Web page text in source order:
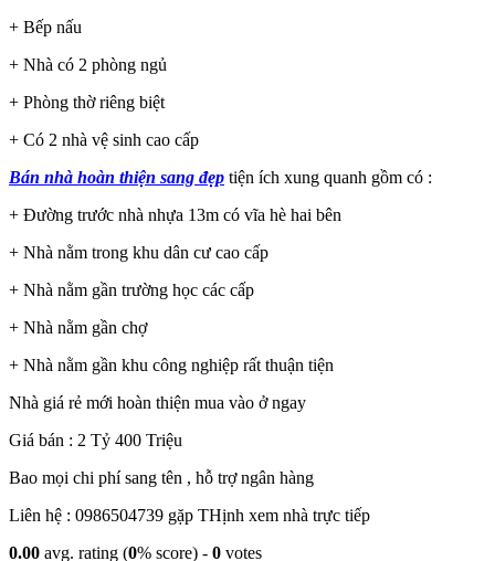
+ Bếp nấu
+ Nhà có 2 phòng ngủ
+ Phòng thờ riêng biệt
+ Có 2 nhà vệ sinh cao cấp
Bán nhà hoàn thiện sang đẹp tiện ích xung quanh gồm có :
+ Đường trước nhà nhựa 13m có vĩa hè hai bên
+ Nhà nằm trong khu dân cư cao cấp
+ Nhà nằm gần trường học các cấp
+ Nhà nằm gần chợ
+ Nhà nằm gần khu công nghiệp rất thuận tiện
Nhà giá rẻ mới hoàn thiện mua vào ở ngay
Giá bán : 2 Tỷ 400 Triệu
Bao mọi chi phí sang tên , hỗ trợ ngân hàng
Liên hệ : 0986504739 gặp THịnh xem nhà trực tiếp
0.00 avg. rating (0% score) - 0 votes